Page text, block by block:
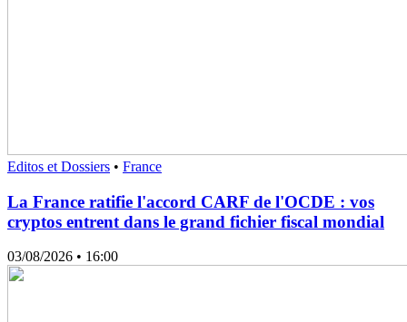
Editos et Dossiers • France
La France ratifie l'accord CARF de l'OCDE : vos
cryptos entrent dans le grand fichier fiscal mondial
03/08/2026 • 16:00